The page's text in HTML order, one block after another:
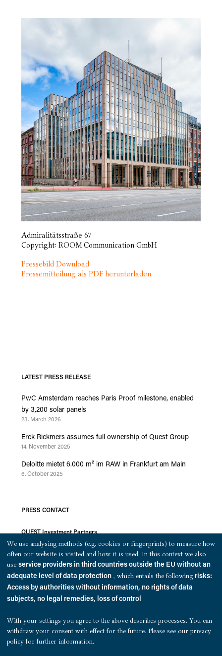
Admiralitätsstraße 67
Copyright: ROOM Communication GmbH
Pressebild Download
Pressemitteilung als PDF herunterladen
LATEST PRESS RELEASE
PwC Amsterdam reaches Paris Proof milestone, enabled
by 3,200 solar panels
23. March 2026
Erck Rickmers assumes full ownership of Quest Group
14. November 2025
Deloitte mietet 6.000 m² im RAW in Frankfurt am Main
6. October 2025
PRESS CONTACT
QUEST Investment Partners
Warburgstraße 18
20354 Hamburg
presse@quest-investment.com
T: +49 (0)40 607 734 50
We use analysing methods (e.g. cookies or fingerprints) to measure how
often our website is visited and how it is used. In this context we also
use service providers in third countries outside the EU without an
adequate level of data protection , which entails the following risks:
Access by authorities without information, no rights of data
subjects, no legal remedies, loss of control
With your settings you agree to the above describes processes. You can
withdraw your consent with effect for the future. Please see our privacy
policy for further information.